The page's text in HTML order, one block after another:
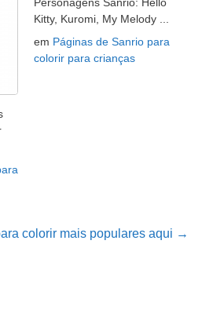
Kitty, Kuromi, My Melody ...
em Páginas de Sanrio para
colorir para crianças
colorir mais populares aqui →